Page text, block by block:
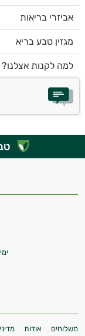
אביזרי בריאות
מגזין טבע בריא
למה לקנות אצלנו?
משלוחים אודות